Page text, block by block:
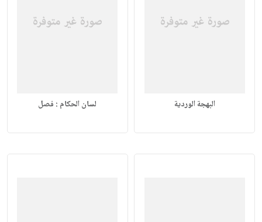
البهجة الوردية لسان الحكام : فصل